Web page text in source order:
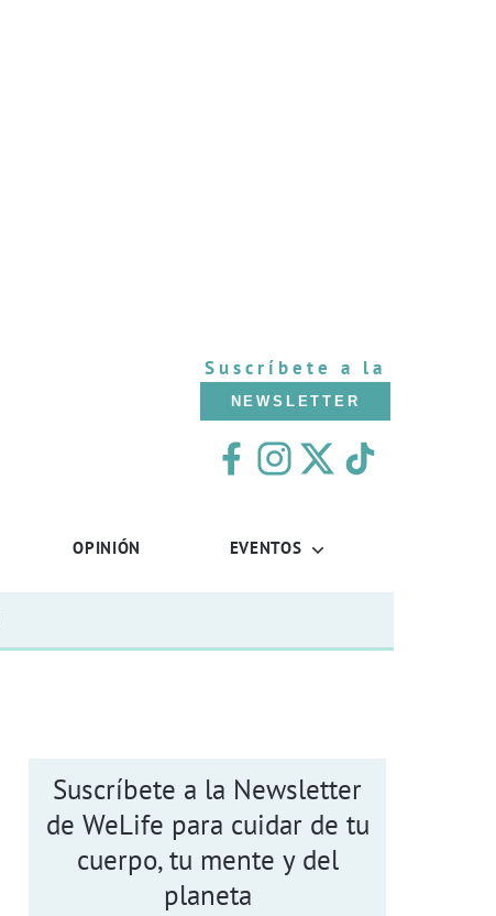
Suscríbete a la
NEWSLETTER
OPINIÓN EVENTOS
Suscríbete a la Newsletter
de WeLife para cuidar de tu
cuerpo, tu mente y del
planeta